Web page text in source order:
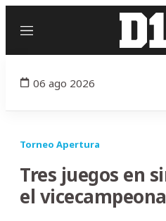
Menú
06 ago 2026
Torneo Apertura
Tres juegos en
el